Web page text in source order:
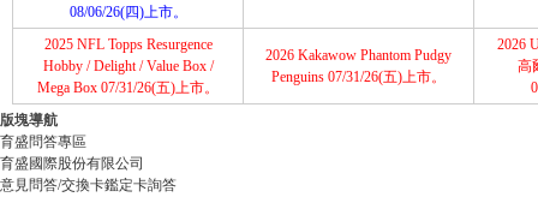
08/06/26(四)上市。
2025 NFL Topps Resurgence
Hobby / Delight / Value Box /
Mega Box 07/31/26(五)上市。
2026 Kakawow Phantom Pudgy
Penguins 07/31/26(五)上市。
2026
高
版塊導航
育盛問答專區
育盛國際股份有限公司
意見問答/交換卡鑑定卡詢答